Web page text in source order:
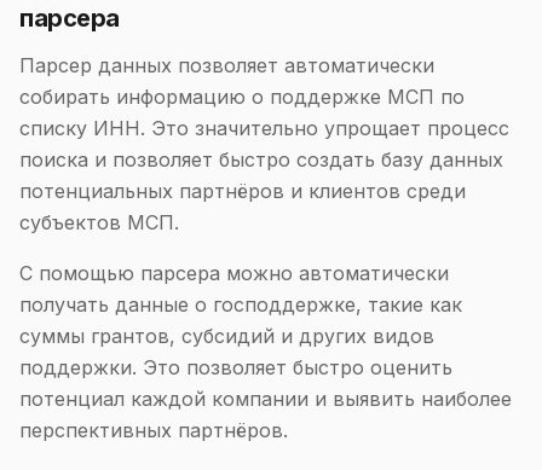
парсера
Парсер данных позволяет автоматически
собирать информацию о поддержке МСП по
списку ИНН. Это значительно упрощает процесс
поиска и позволяет быстро создать базу данных
потенциальных партнёров и клиентов среди
субъектов МСП.
С помощью парсера можно автоматически
получать данные о господдержке, такие как
суммы грантов, субсидий и других видов
поддержки. Это позволяет быстро оценить
потенциал каждой компании и выявить наиболее
перспективных партнёров.